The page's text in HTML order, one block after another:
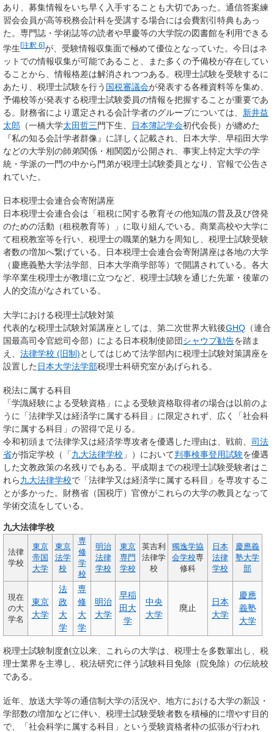
あり、募集情報をいち早く入手することも大切であった。通信答案練
習会会員が高等税務会計科を受講する場合には会費割引特典もあっ
た。専門誌・学術誌等の読者や早慶等の大学院の図書館を利用できる
学生[注釈 6]が、受験情報収集面で極めて優位となっていた。今日はネ
ットでの情報収集が可能であること、また多くの予備校が存在してい
ることから、情報格差は解消されつつある。税理士試験を受験するに
あたり、税理士試験を行う 国税審議会が発表する各種資料等を集め、
予備校等が発表する税理士試験委員の情報を把握することが重要であ
る。財務省により選定される会計学者のグループについては、 新井益
太郎 （一橋大学太田哲三門下生、 日本簿記学会初代会長）が纏めた
『私の知る会計学者群像』に詳しく記載され、日本大学、早稲田大学
などの大学別の師弟関係・相関図が公開され、事実上特定大学の学
統・学派の一門の中から門弟が税理士試験委員となり、官報で公告さ
れていた。
日本税理士会連合会寄附講座
日本税理士会連合会は「租税に関する教育その他知識の普及及び啓発
のための活動（租税教育等）」に取り組んでいる。商業高校や大学に
て租税教室等を行い、税理士の職業的魅力を周知し、税理士試験受験
者数の増加へ繋げている。日本税理士会連合会寄附講座は各地の大学
（慶應義塾大学法学部、日本大学商学部等）で開講されている。各大
学卒業生税理士が教壇に立つなど、税理士試験を通じた先輩・後輩の
人的交流がなされている。
大学における税理士試験対策
代表的な税理士試験対策講座としては、第二次世界大戦後GHQ （連合
国最高司令官総司令部）による日本税制使節団シャウプ勧告を踏ま
え、 法律学校 (旧制)としてはじめて法学部内に税理士試験対策講座を
設置した 日本大学法学部税理士科研究室があげられる。
税法に属する科目
「学識経験による受験資格」による受験資格取得者の場合は以前のよ
うに「法律学又は経済学に属する科目」に限定されず、広く「社会科
学に属する科目」の習得で足りる。
令和初頭まで法律学又は経済学専攻者を優遇した理由は、戦前、 司法
省が指定学校（「九大法律学校 」）において判事検事登用試験を優遇
した文教政策の名残りでもある。平成期までの税理士試験受験者はこ
れら九大法律学校で「法律学又は経済学に属する科目」を専攻するこ
とが多かった。財務省（国税庁）官僚がこれらの大学の教員となって
学術交流をしている。
九大法律学校
法律
学校
東京
帝国
大学
東京
法学
校
専
修
学
校
明治
法律
学校
東京
専門
学校
英吉利
法律学
校
獨逸学協
会学校専
修科
日本
法律
学校
慶應義
塾大学
部
現在
の大
学名
東京
大学
法
政
大
学
専
修
大
学
明治
大学
早稲
田大
学
中央
大学
廃止
日本
大学
慶應
義塾
大学
税理士試験制度創立以来、これらの大学は、税理士を多数輩出し、税
理士業界を主導し、税法研究に伴う試験科目免除（院免除）の伝統校
である。
近年、放送大学等の通信制大学の活況や、地方における大学の新設・
学部数の増加などに伴い、税理士試験受験者数を積極的に増やす目的
で、「社会科学に属する科目」という受験資格者枠の拡張が行われ